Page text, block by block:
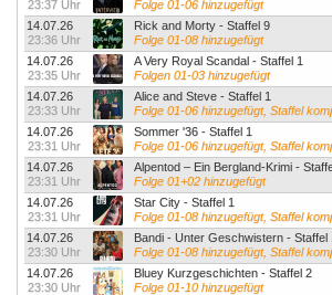
23:37 Uhr
Folge 01-06 hinzugefügt
14.07.26
23:36 Uhr
Rick and Morty - Staffel 9
Folge 01-08 hinzugefügt
14.07.26
23:35 Uhr
A Very Royal Scandal - Staffel 1
Folgen 01-03 hinzugefügt
14.07.26
23:33 Uhr
Alice and Steve - Staffel 1
Folge 01-06 hinzugefügt, Staffel
14.07.26
23:31 Uhr
Sommer '36 - Staffel 1
Folge 01-06 hinzugefügt, Staffel
14.07.26
23:31 Uhr
Alpentod – Ein Bergland-Krimi -
Folge 01+02 hinzugefügt
14.07.26
23:31 Uhr
Star City - Staffel 1
Folge 01-08 hinzugefügt, Staffel
14.07.26
23:30 Uhr
Bandi - Unter Geschwistern - Staffel
Folge 01-08 hinzugefügt, Staffel
14.07.26
23:30 Uhr
Bluey Kurzgeschichten - Staffel 2
Folge 01-10 hinzugefügt